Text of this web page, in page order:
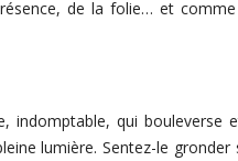
de la folie… et
indomptable, qui
lumière. Sentez-le